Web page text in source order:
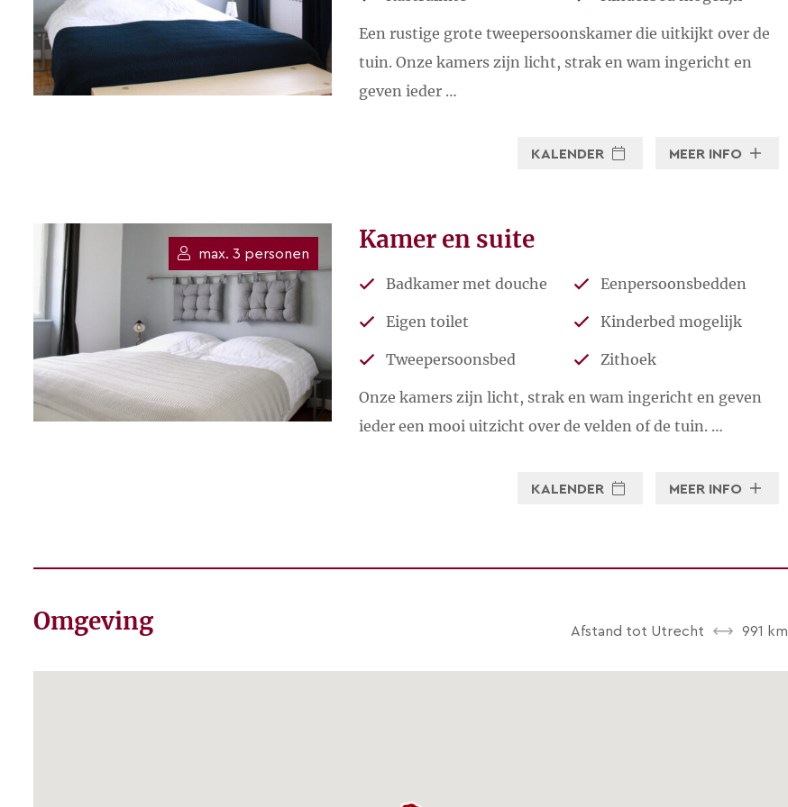
Een rustige grote tweepersoonskamer die uitkijkt over de
tuin. Onze kamers zijn licht, strak en wam ingericht en
geven ieder …
KALENDER MEER INFO
max. 3 personen Kamer en suite
Badkamer met douche Eenpersoonsbedden
Eigen toilet Kinderbed mogelijk
Tweepersoonsbed Zithoek
Onze kamers zijn licht, strak en wam ingericht en geven
ieder een mooi uitzicht over de velden of de tuin. …
KALENDER MEER INFO
Omgeving Afstand tot Utrecht 991 km